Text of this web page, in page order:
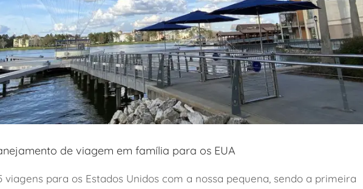
de viagem em família para os EUA
viagens para os Estados Unidos com a nossa pequena, sendo a primeira